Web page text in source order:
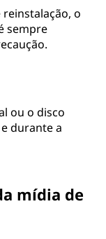
o
sempre
ou o disco
durante a
mídia de